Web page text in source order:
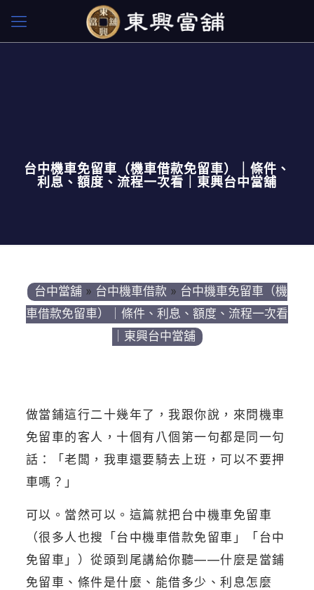
台中機車免留車（機車借款免留車）｜條件、
利息、額度、流程一次看｜東興台中當舖
台中當舖 » 台中機車借款 » 台中機車免留車（機
車借款免留車）｜條件、利息、額度、流程一次看
｜東興台中當舖
做當鋪這行二十幾年了，我跟你說，來問機車
免留車的客人，十個有八個第一句都是同一句
話：「老闆，我車還要騎去上班，可以不要押
車嗎？」
可以。當然可以。這篇就把台中機車免留車
（很多人也搜「台中機車借款免留車」「台中
免留車」）從頭到尾講給你聽——什麼是當鋪
免留車、條件是什麼、能借多少、利息怎麼